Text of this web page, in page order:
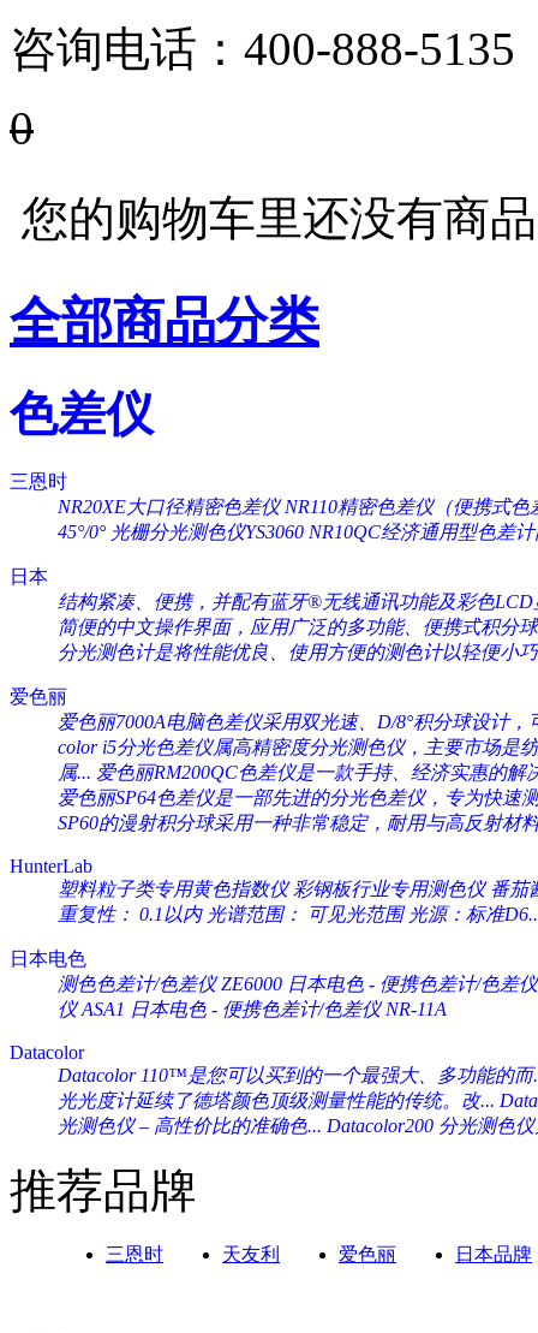
咨询电话： 400-888-5135
0
您的购物车里还没有商
全部商品分类
色差仪
三恩时
NR20XE大口径精密色差仪 NR110精密色差仪（便携式色
45°/0° 光栅分光测色仪YS3060 NR10QC经济通用型色差
日本
结构紧凑、便携，并配有蓝牙®无线通讯功能及彩色LCD
简便的中文操作界面，应用广泛的多功能、便携式积分
分光测色计是将性能优良、使用方便的测色计以轻便小
爱色丽
爱色丽7000A电脑色差仪采用双光速、D/8°积分球设计，
color i5分光色差仪属高精密度分光测色仪，主要市场是
属... 爱色丽RM200QC色差仪是一款手持、经济实惠的解
爱色丽SP64色差仪是一部先进的分光色差仪，专为快速
SP60的漫射积分球采用一种非常稳定，耐用与高反射材料
HunterLab
塑料粒子类专用黄色指数仪 彩钢板行业专用测色仪 番茄
重复性： 0.1以内 光谱范围： 可见光范围 光源：标准
日本电色
测色色差计/色差仪 ZE6000 日本电色 - 便携色差计/色差
仪 ASA1 日本电色 - 便携色差计/色差仪 NR-11A
Datacolor
Datacolor 110™是您可以买到的一个最强大、多功能的而
光光度计延续了德塔颜色顶级测量性能的传统。改...
光测色仪 – 高性价比的准确色... Datacolor200 分光测色
推荐品牌
三恩时 天友利 爱色丽 日本品牌